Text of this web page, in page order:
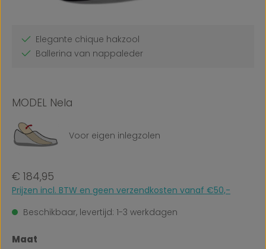
Elegante chique hakzool
Ballerina van nappaleder
MODEL Nela
Voor eigen inlegzolen
Normale prijs:
€ 184,95
Prijzen incl. BTW en geen verzendkosten vanaf €50,-
Beschikbaar, levertijd: 1-3 werkdagen
Selecteer
Maat